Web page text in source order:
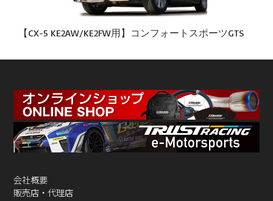
【CX-5 KE2AW/KE2FW用】コンフォートスポーツGTS
会社概要
販売店・代理店